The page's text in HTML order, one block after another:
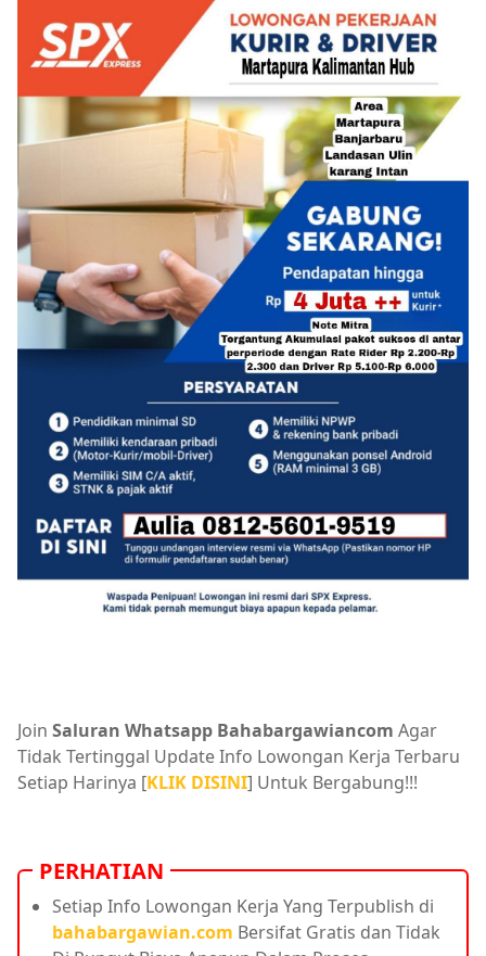
Join Saluran Whatsapp Bahabargawiancom Agar
Tidak Tertinggal Update Info Lowongan Kerja Terbaru
Setiap Harinya [KLIK DISINI] Untuk Bergabung!!!
PERHATIAN
Setiap Info Lowongan Kerja Yang Terpublish di
bahabargawian.com Bersifat Gratis dan Tidak